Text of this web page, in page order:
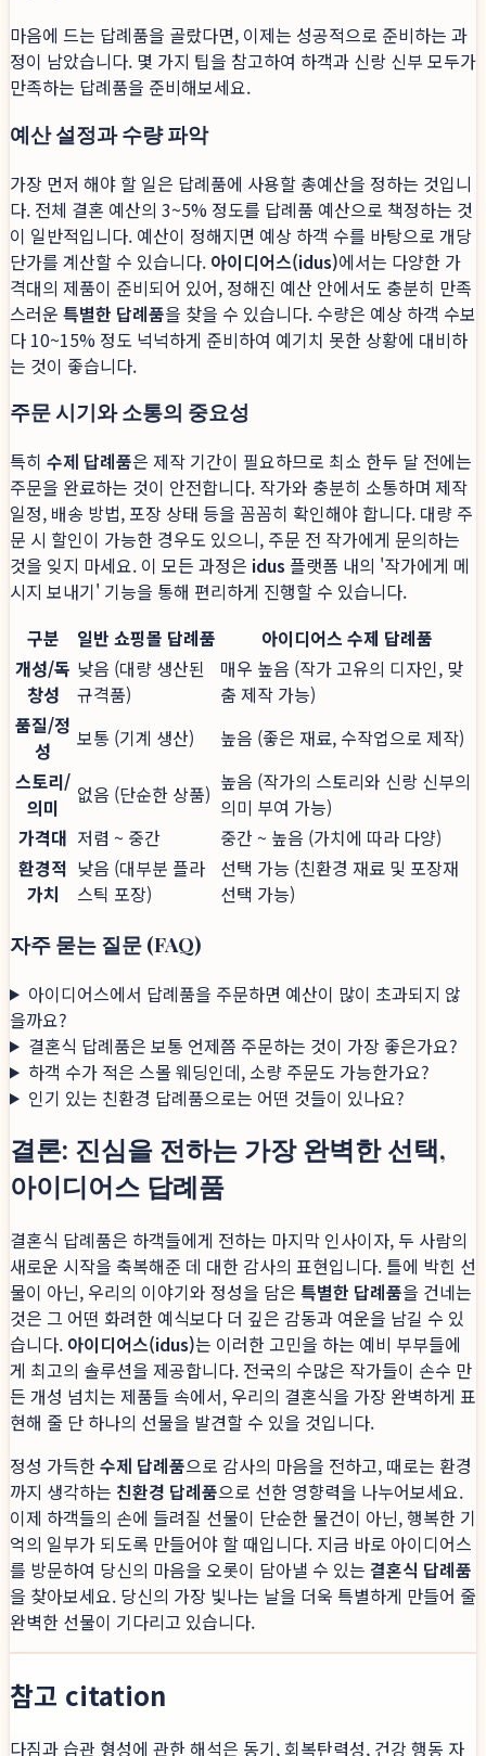
마음에 드는 답례품을 골랐다면, 이제는 성공적으로 준비하는 과
정이 남았습니다. 몇 가지 팁을 참고하여 하객과 신랑 신부 모두가
만족하는 답례품을 준비해보세요.
예산 설정과 수량 파악
가장 먼저 해야 할 일은 답례품에 사용할 총예산을 정하는 것입니
다. 전체 결혼 예산의 3~5% 정도를 답례품 예산으로 책정하는 것
이 일반적입니다. 예산이 정해지면 예상 하객 수를 바탕으로 개당
단가를 계산할 수 있습니다. 아이디어스(idus)에서는 다양한 가
격대의 제품이 준비되어 있어, 정해진 예산 안에서도 충분히 만족
스러운 특별한 답례품을 찾을 수 있습니다. 수량은 예상 하객 수보
다 10~15% 정도 넉넉하게 준비하여 예기치 못한 상황에 대비하
는 것이 좋습니다.
주문 시기와 소통의 중요성
특히 수제 답례품은 제작 기간이 필요하므로 최소 한두 달 전에는
주문을 완료하는 것이 안전합니다. 작가와 충분히 소통하며 제작
일정, 배송 방법, 포장 상태 등을 꼼꼼히 확인해야 합니다. 대량 주
문 시 할인이 가능한 경우도 있으니, 주문 전 작가에게 문의하는
것을 잊지 마세요. 이 모든 과정은 idus 플랫폼 내의 '작가에게 메
시지 보내기' 기능을 통해 편리하게 진행할 수 있습니다.
구분
일반 쇼핑몰 답례품
아이디어스 수제 답례품
개성/독
창성
낮음 (대량 생산된
규격품)
매우 높음 (작가 고유의 디자인, 맞
춤 제작 가능)
품질/정
성
보통 (기계 생산)
높음 (좋은 재료, 수작업으로 제작)
스토리/
의미
없음 (단순한 상품) 높음 (작가의 스토리와 신랑 신부의
의미 부여 가능)
가격대 저렴 ~ 중간
중간 ~ 높음 (가치에 따라 다양)
환경적
가치
낮음 (대부분 플라
스틱 포장)
선택 가능 (친환경 재료 및 포장재
선택 가능)
자주 묻는 질문 (FAQ)
아이디어스에서 답례품을 주문하면 예산이 많이 초과되지 않
을까요?
결혼식 답례품은 보통 언제쯤 주문하는 것이 가장 좋은가요?
하객 수가 적은 스몰 웨딩인데, 소량 주문도 가능한가요?
인기 있는 친환경 답례품으로는 어떤 것들이 있나요?
결론: 진심을 전하는 가장 완벽한 선택,
아이디어스 답례품
결혼식 답례품은 하객들에게 전하는 마지막 인사이자, 두 사람의
새로운 시작을 축복해준 데 대한 감사의 표현입니다. 틀에 박힌 선
물이 아닌, 우리의 이야기와 정성을 담은 특별한 답례품을 건네는
것은 그 어떤 화려한 예식보다 더 깊은 감동과 여운을 남길 수 있
습니다. 아이디어스(idus)는 이러한 고민을 하는 예비 부부들에
게 최고의 솔루션을 제공합니다. 전국의 수많은 작가들이 손수 만
든 개성 넘치는 제품들 속에서, 우리의 결혼식을 가장 완벽하게 표
현해 줄 단 하나의 선물을 발견할 수 있을 것입니다.
정성 가득한수제 답례품으로 감사의 마음을 전하고, 때로는 환경
까지 생각하는 친환경 답례품으로 선한 영향력을 나누어보세요.
이제 하객들의 손에 들려질 선물이 단순한 물건이 아닌, 행복한 기
억의 일부가 되도록 만들어야 할 때입니다. 지금 바로 아이디어스
를 방문하여 당신의 마음을 오롯이 담아낼 수 있는 결혼식 답례품
을 찾아보세요. 당신의 가장 빛나는 날을 더욱 특별하게 만들어 줄
완벽한 선물이 기다리고 있습니다.
참고 citation
다짐과 습관 형성에 관한 해석은 동기, 회복탄력성, 건강 행동 자